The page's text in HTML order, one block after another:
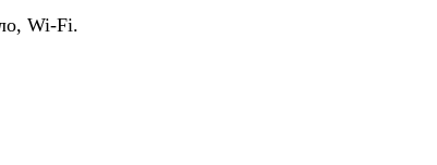
Wi-Fi.